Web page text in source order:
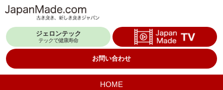
テ
ジェロンテック
テックで健康寿命
お問い合わせ
HOME